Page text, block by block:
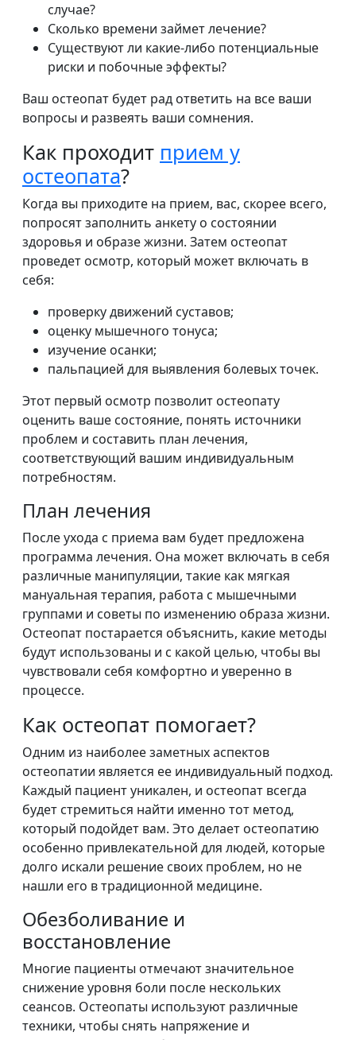
случае?
Сколько времени займет лечение?
Существуют ли какие-либо потенциальные
риски и побочные эффекты?
Ваш остеопат будет рад ответить на все ваши
вопросы и развеять ваши сомнения.
Как проходит прием у
остеопата?
Когда вы приходите на прием, вас, скорее всего,
попросят заполнить анкету о состоянии
здоровья и образе жизни. Затем остеопат
проведет осмотр, который может включать в
себя:
проверку движений суставов;
оценку мышечного тонуса;
изучение осанки;
пальпацией для выявления болевых точек.
Этот первый осмотр позволит остеопату
оценить ваше состояние, понять источники
проблем и составить план лечения,
соответствующий вашим индивидуальным
потребностям.
План лечения
После ухода с приема вам будет предложена
программа лечения. Она может включать в себя
различные манипуляции, такие как мягкая
мануальная терапия, работа с мышечными
группами и советы по изменению образа жизни.
Остеопат постарается объяснить, какие методы
будут использованы и с какой целью, чтобы вы
чувствовали себя комфортно и уверенно в
процессе.
Как остеопат помогает?
Одним из наиболее заметных аспектов
остеопатии является ее индивидуальный подход.
Каждый пациент уникален, и остеопат всегда
будет стремиться найти именно тот метод,
который подойдет вам. Это делает остеопатию
особенно привлекательной для людей, которые
долго искали решение своих проблем, но не
нашли его в традиционной медицине.
Обезболивание и
восстановление
Многие пациенты отмечают значительное
снижение уровня боли после нескольких
сеансов. Остеопаты используют различные
техники, чтобы снять напряжение и